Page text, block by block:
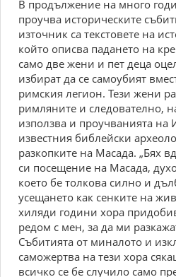
В продължение на много
проучва историческите
източник са текстовете на
който описва падането на
само две жени и пет деца
избират да се самоубият
римския легион. Тези жени
римляните и следователно,
използва и проучванията на
известния библейски
разкопките на Масада. „Бях
си посещение на Масада,
което бе толкова силно и
усещането как сенките на
хиляди години хора
редом с мен, за да ми
Събитията от миналото и
саможертва на тези хора
всичко се бе случило само